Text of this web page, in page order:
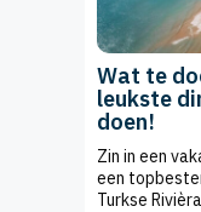
Wat te
leukste
doen!
Zin in een
een
Turkse